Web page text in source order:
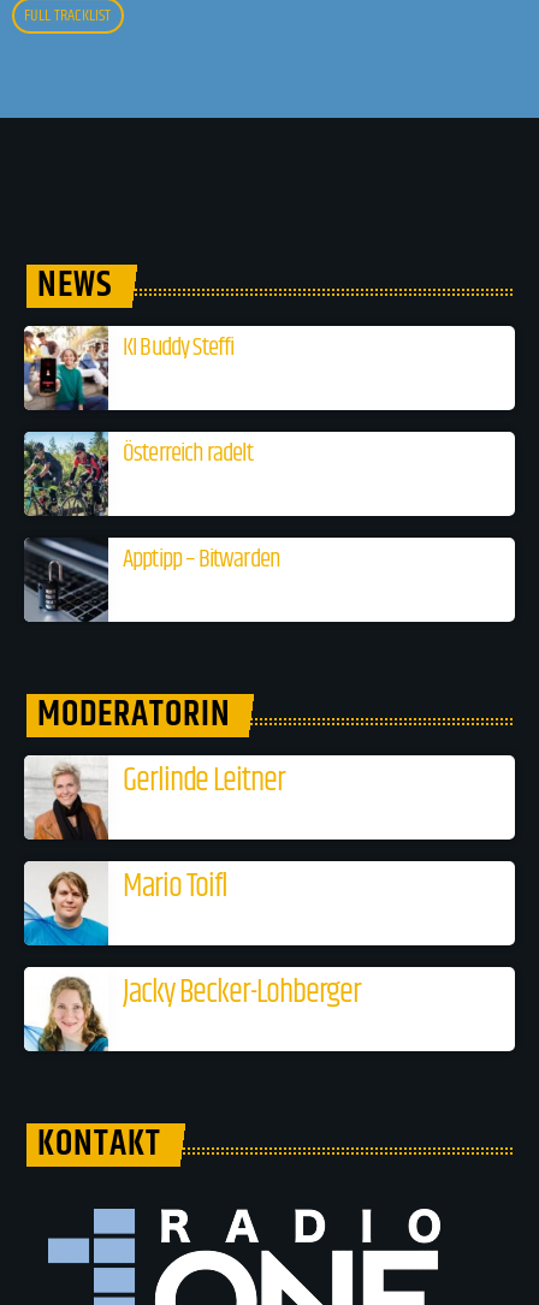
FULL TRACKLIST
NEWS
KI Buddy Steffi
Österreich radelt
Apptipp – Bitwarden
MODERATORIN
Gerlinde Leitner
Mario Toifl
Jacky Becker-Lohberger
KONTAKT